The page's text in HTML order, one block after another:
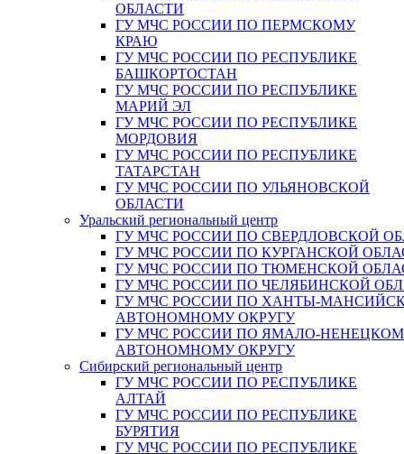
ОБЛАСТИ
ГУ МЧС РОССИИ ПО ПЕРМСКОМУ
КРАЮ
ГУ МЧС РОССИИ ПО РЕСПУБЛИКЕ
БАШКОРТОСТАН
ГУ МЧС РОССИИ ПО РЕСПУБЛИКЕ
МАРИЙ ЭЛ
ГУ МЧС РОССИИ ПО РЕСПУБЛИКЕ
МОРДОВИЯ
ГУ МЧС РОССИИ ПО РЕСПУБЛИКЕ
ТАТАРСТАН
ГУ МЧС РОССИИ ПО УЛЬЯНОВСКОЙ
ОБЛАСТИ
Уральский региональный центр
ГУ МЧС РОССИИ ПО СВЕРДЛОВСКОЙ
ГУ МЧС РОССИИ ПО КУРГАНСКОЙ
ГУ МЧС РОССИИ ПО ТЮМЕНСКОЙ
ГУ МЧС РОССИИ ПО ЧЕЛЯБИНСКОЙ
ГУ МЧС РОССИИ ПО ХАНТЫ-
АВТОНОМНОМУ ОКРУГУ
ГУ МЧС РОССИИ ПО ЯМАЛО-
АВТОНОМНОМУ ОКРУГУ
Сибирский региональный центр
ГУ МЧС РОССИИ ПО РЕСПУБЛИКЕ
АЛТАЙ
ГУ МЧС РОССИИ ПО РЕСПУБЛИКЕ
БУРЯТИЯ
ГУ МЧС РОССИИ ПО РЕСПУБЛИКЕ